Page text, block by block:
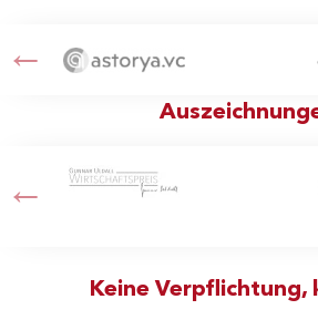
Keine Verpflichtung,